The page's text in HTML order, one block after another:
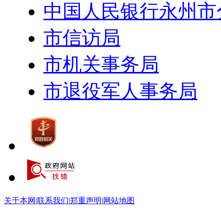
中国人民银行永州
市信访局
市机关事务局
市退役军人事务局
关于本网 |联系我们|郑重声明|网站地图